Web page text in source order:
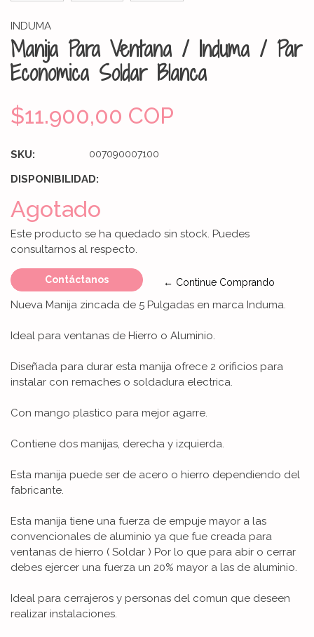
INDUMA
Manija Para Ventana / Induma / Par
Economica Soldar Blanca
$11.900,00 COP
SKU: 007090007100
DISPONIBILIDAD:
Agotado
Este producto se ha quedado sin stock. Puedes
consultarnos al respecto.
Contáctanos ← Continue Comprando
Nueva Manija zincada de 5 Pulgadas en marca Induma.
Ideal para ventanas de Hierro o Aluminio.
Diseñada para durar esta manija ofrece 2 orificios para
instalar con remaches o soldadura electrica.
Con mango plastico para mejor agarre.
Contiene dos manijas, derecha y izquierda.
Esta manija puede ser de acero o hierro dependiendo del
fabricante.
Esta manija tiene una fuerza de empuje mayor a las
convencionales de aluminio ya que fue creada para
ventanas de hierro ( Soldar ) Por lo que para abir o cerrar
debes ejercer una fuerza un 20% mayor a las de aluminio.
Ideal para cerrajeros y personas del comun que deseen
realizar instalaciones.